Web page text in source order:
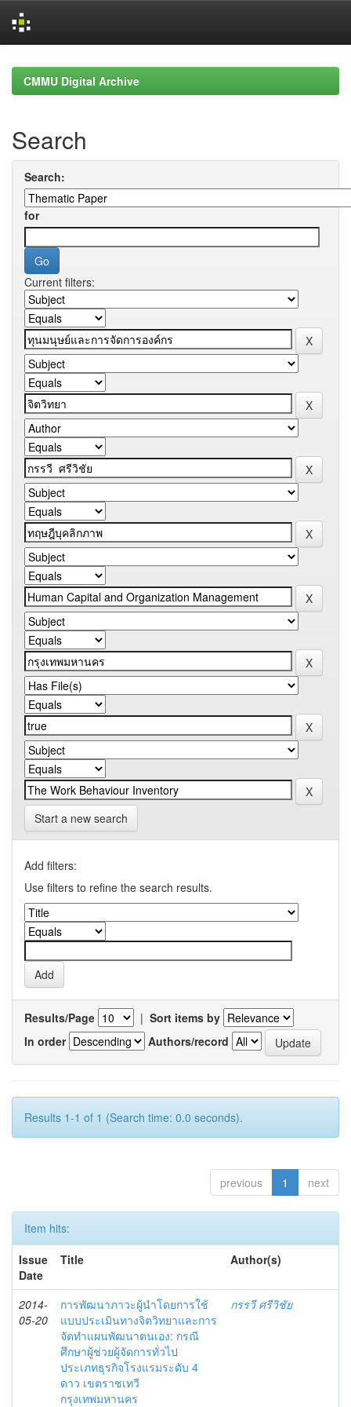
navigationCMMU Digital Archive
Search
Search:
for
Current filters:
Start a new search
Add filters:
Use filters to refine the search results.
Results/Page | Sort items by
In order
Authors/record
Results 1-1 of 1 (Search time: 0.0 seconds).
previous 1 next
Item hits:
Issue
Date
Title Author(s)
2014-
05-20
การพัฒนาภาวะผู้นำโดยการใช้
แบบประเมินทางจิตวิทยาและการ
จัดทำแผนพัฒนาตนเอง: กรณี
ศึกษาผู้ช่วยผู้จัดการทั่วไป
ประเภทธุรกิจโรงแรมระดับ 4
ดาว เขตราชเทวี
กรุงเทพมหานคร
กรรวี ศรีวิชัย